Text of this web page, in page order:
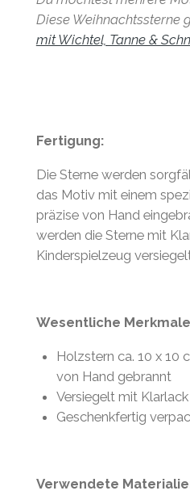
Diese Weihnachtssterne
mit Wichtel, Tanne &
Fertigung:
Die Sterne werden
das Motiv mit einem
präzise von Hand
werden die Sterne mit
Kinderspielzeug
Wesentliche
Holzstern ca. 10 x 10
von Hand gebrannt
Versiegelt mit
Geschenkfertig
Verwendete